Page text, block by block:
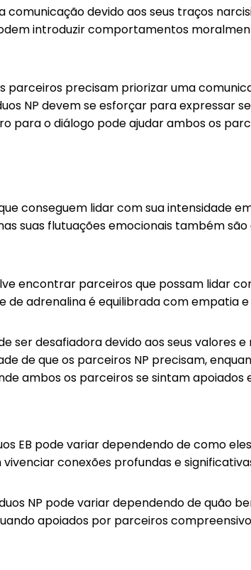
comunicação devido aos seus traços
introduzir comportamentos
parceiros precisam priorizar uma
NP devem se esforçar para expressar
o diálogo pode ajudar ambos os
conseguem lidar com sua intensidade
suas flutuações emocionais também
encontrar parceiros que possam lidar
de adrenalina é equilibrada com empatia
ser desafiadora devido aos seus valores e
de que os parceiros NP precisam,
ambos os parceiros se sintam apoiados
EB pode variar dependendo de como
conexões profundas e
NP pode variar dependendo de quão
apoiados por parceiros